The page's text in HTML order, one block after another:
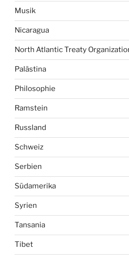
Musik
Nicaragua
North Atlantic Treaty
Palästina
Philosophie
Ramstein
Russland
Schweiz
Serbien
Südamerika
Syrien
Tansania
Tibet